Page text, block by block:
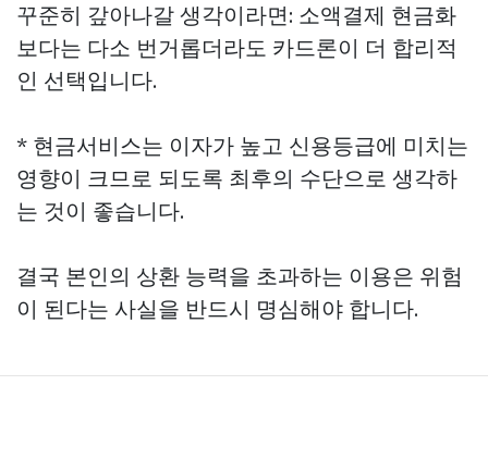
꾸준히 갚아나갈 생각이라면: 소액결제 현금화
보다는 다소 번거롭더라도 카드론이 더 합리적
인 선택입니다.
* 현금서비스는 이자가 높고 신용등급에 미치는
영향이 크므로 되도록 최후의 수단으로 생각하
는 것이 좋습니다.
결국 본인의 상환 능력을 초과하는 이용은 위험
이 된다는 사실을 반드시 명심해야 합니다.